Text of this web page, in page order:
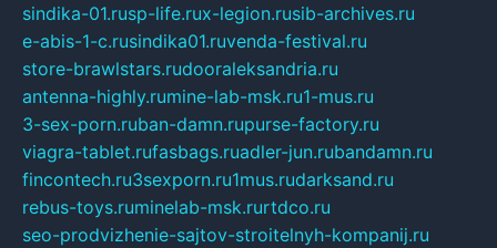
sindika-01.rusp-life.rux-legion.rusib-archives.ru
e-abis-1-c.rusindika01.ruvenda-festival.ru
store-brawlstars.rudooraleksandria.ru
antenna-highly.rumine-lab-msk.ru1-mus.ru
3-sex-porn.ruban-damn.rupurse-factory.ru
viagra-tablet.rufasbags.ruadler-jun.rubandamn.ru
fincontech.ru3sexporn.ru1mus.rudarksand.ru
rebus-toys.ruminelab-msk.rurtdco.ru
seo-prodvizhenie-sajtov-stroitelnyh-kompanij.ru